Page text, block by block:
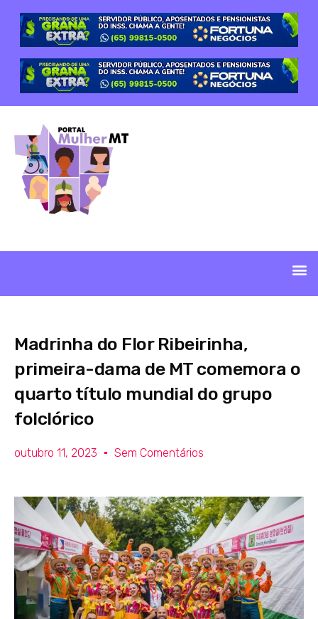
Madrinha do Flor Ribeirinha,
primeira-dama de MT comemora o
quarto título mundial do grupo
folclórico
outubro 11, 2023 Sem Comentários